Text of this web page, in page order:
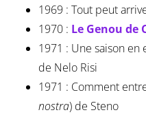
1969 : Tout peut
1970 : Le Genou de
1971 : Une saison en
de Nelo Risi
1971 : Comment
nostra) de Steno